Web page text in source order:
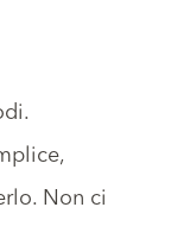
Non ci